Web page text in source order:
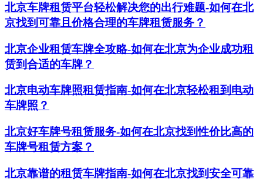
北京车牌租赁平台轻松解决您的出行难题-如何在北
京找到可靠且价格合理的车牌租赁服务？
北京企业租赁车牌全攻略-如何在北京为企业成功租
赁到合适的车牌？
北京电动车牌照租赁指南-如何在北京轻松租到电动
车牌照？
北京好车牌号租赁服务-如何在北京找到性价比高的
车牌号租赁方案？
北京靠谱的租赁车牌指南-如何在北京找到安全可靠